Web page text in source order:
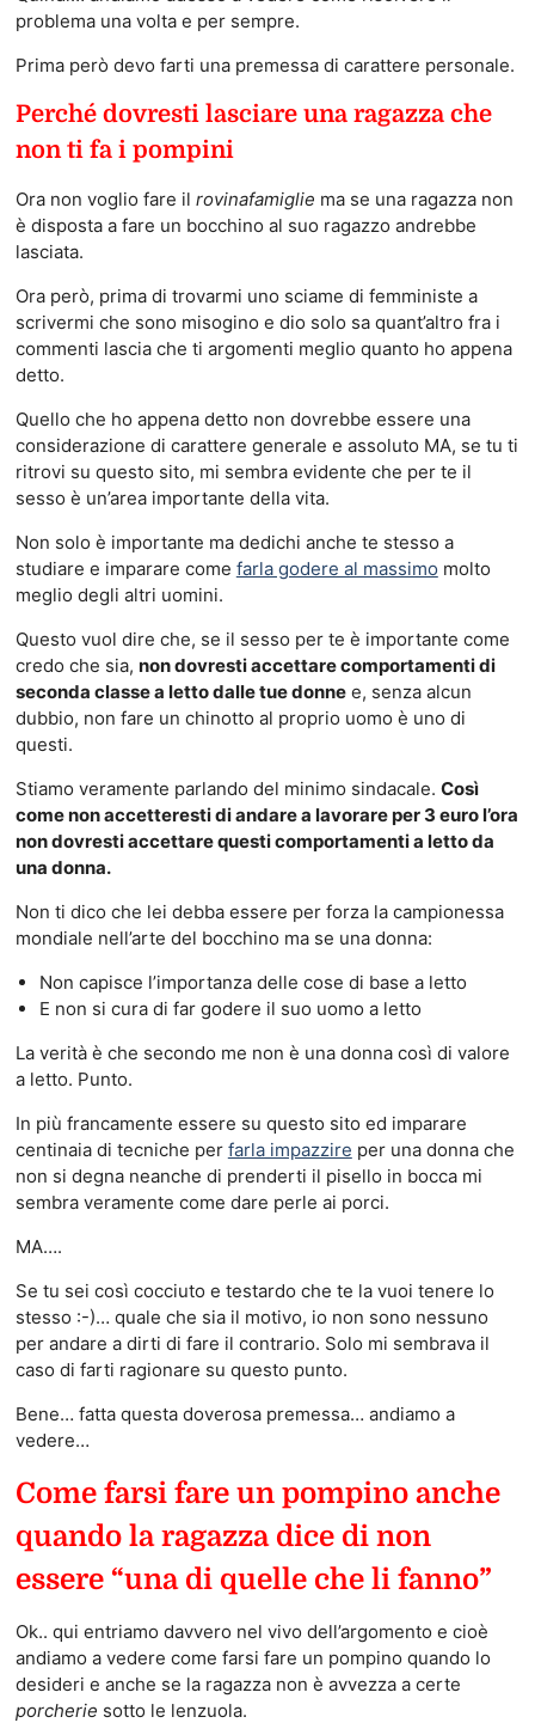
problema una volta e per sempre.
Prima però devo farti una premessa di carattere personale.
Perché dovresti lasciare una ragazza che
non ti fa i pompini
Ora non voglio fare il rovinafamiglie ma se una ragazza non
è disposta a fare un bocchino al suo ragazzo andrebbe
lasciata.
Ora però, prima di trovarmi uno sciame di femministe a
scrivermi che sono misogino e dio solo sa quant’altro fra i
commenti lascia che ti argomenti meglio quanto ho appena
detto.
Quello che ho appena detto non dovrebbe essere una
considerazione di carattere generale e assoluto MA, se tu ti
ritrovi su questo sito, mi sembra evidente che per te il
sesso è un’area importante della vita.
Non solo è importante ma dedichi anche te stesso a
studiare e imparare come farla godere al massimo molto
meglio degli altri uomini.
Questo vuol dire che, se il sesso per te è importante come
credo che sia, non dovresti accettare comportamenti di
seconda classe a letto dalle tue donnee, senza alcun
dubbio, non fare un chinotto al proprio uomo è uno di
questi.
Stiamo veramente parlando del minimo sindacale. Così
come non accetteresti di andare a lavorare per 3 euro l’ora
non dovresti accettare questi comportamenti a letto da
una donna.
Non ti dico che lei debba essere per forza la campionessa
mondiale nell’arte del bocchino ma se una donna:
Non capisce l’importanza delle cose di base a letto
E non si cura di far godere il suo uomo a letto
La verità è che secondo me non è una donna così di valore
a letto. Punto.
In più francamente essere su questo sito ed imparare
centinaia di tecniche per farla impazzire per una donna che
non si degna neanche di prenderti il pisello in bocca mi
sembra veramente come dare perle ai porci.
MA….
Se tu sei così cocciuto e testardo che te la vuoi tenere lo
stesso :-)… quale che sia il motivo, io non sono nessuno
per andare a dirti di fare il contrario. Solo mi sembrava il
caso di farti ragionare su questo punto.
Bene… fatta questa doverosa premessa… andiamo a
vedere…
Come farsi fare un pompino anche
quando la ragazza dice di non
essere “una di quelle che li fanno”
Ok.. qui entriamo davvero nel vivo dell’argomento e cioè
andiamo a vedere come farsi fare un pompino quando lo
desideri e anche se la ragazza non è avvezza a certe
porcherie sotto le lenzuola.